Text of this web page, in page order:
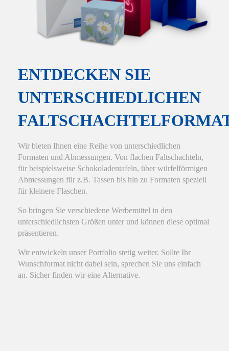
ENTDECKEN SIE
UNTERSCHIEDLICHEN
Wir bieten Ihnen eine Reihe von unterschiedlichen
Formaten und Abmessungen. Von flachen Faltschachteln,
für beispielsweise Schokoladentafeln, über würfelförmigen
Abmessungen für z.B. Tassen bis hin zu Formaten speziell
für kleinere Flaschen.
So bringen Sie verschiedene Werbemittel in den
unterschiedlichsten Größen unter und können diese optimal
präsentieren.
Wir entwickeln unser Portfolio stetig weiter. Sollte Ihr
Wunschformat nicht dabei sein, sprechen Sie uns einfach
an. Sicher finden wir eine Alternative.
Hier finden Sie eine Übersicht über alle
verwendeten Cookies. Sie können Ihre
Zustimmung geben oder sich weitere
Essenziell Statistiken
Funktionell Externe Medien
Alle Cookies akzeptieren
Auswahl bestätigen
Privatsphäre-Einstellungen Datenschutz